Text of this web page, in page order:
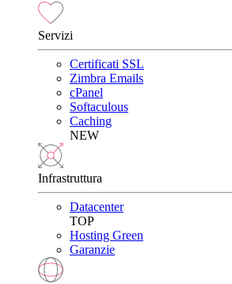
Servizi
Certificati SSL
Zimbra Emails
cPanel
Softaculous
Caching
NEW
Infrastruttura
Datacenter
TOP
Hosting Green
Garanzie